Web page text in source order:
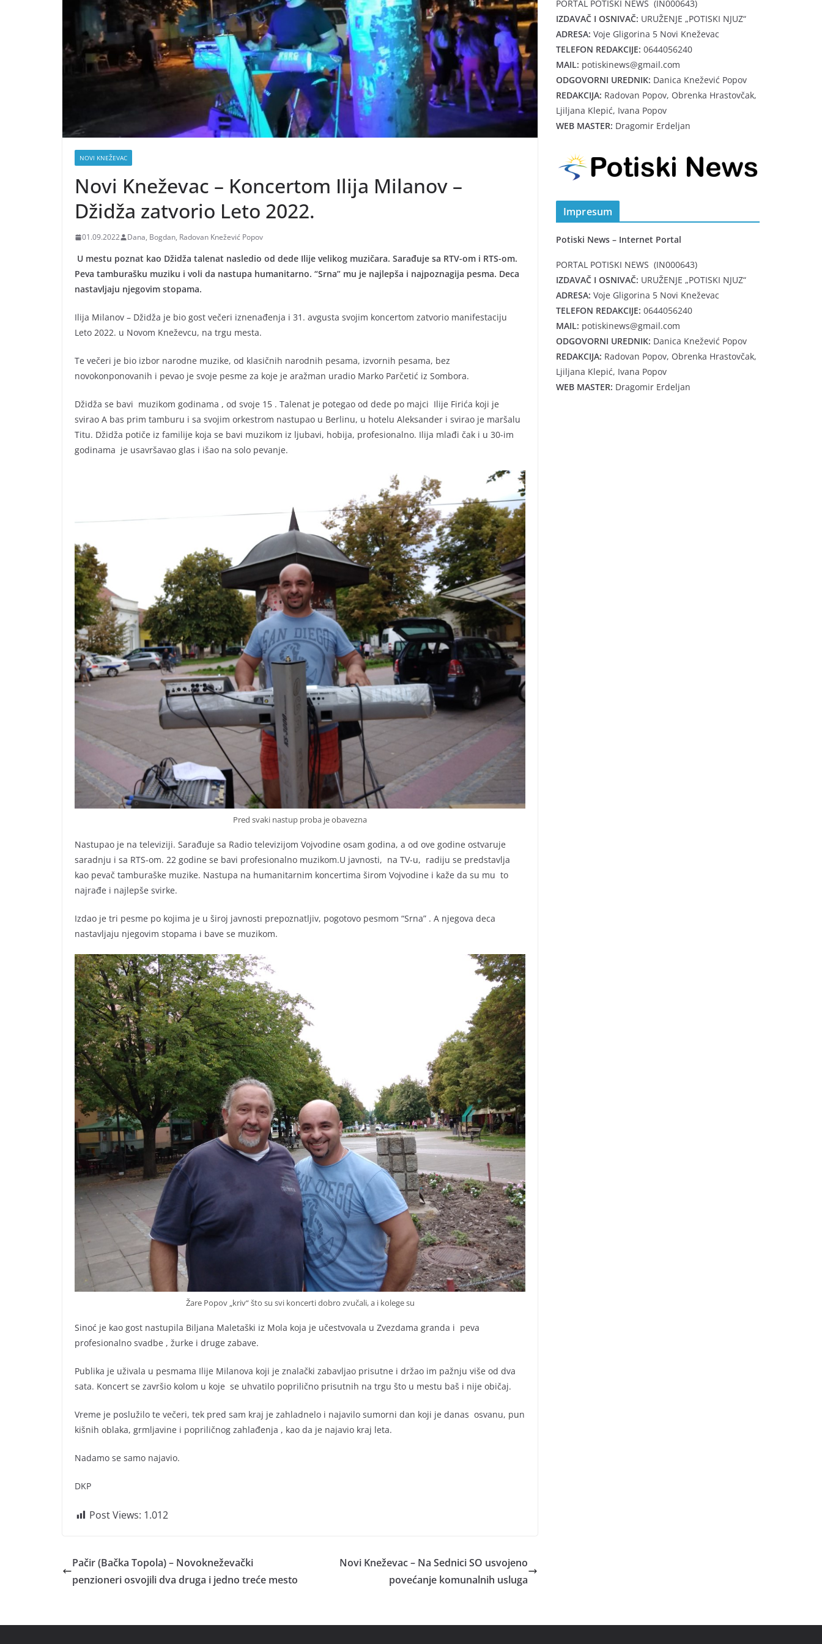
NOVI KNEŽEVAC
Novi Kneževac – Koncertom Ilija Milanov –
Džidža zatvorio Leto 2022.
01.09.2022 Dana, Bogdan, Radovan Knežević Popov
U mestu poznat kao Džidža talenat nasledio od dede Ilije velikog muzičara. Sarađuje sa RTV-om i RTS-om.
Peva tamburašku muziku i voli da nastupa humanitarno. “Srna” mu je najlepša i najpoznagija pesma. Deca
nastavljaju njegovim stopama.
Ilija Milanov – Džidža je bio gost večeri iznenađenja i 31. avgusta svojim koncertom zatvorio manifestaciju
Leto 2022. u Novom Kneževcu, na trgu mesta.
Te večeri je bio izbor narodne muzike, od klasičnih narodnih pesama, izvornih pesama, bez
novokonponovanih i pevao je svoje pesme za koje je aražman uradio Marko Parčetić iz Sombora.
Džidža se bavi muzikom godinama , od svoje 15 . Talenat je potegao od dede po majci Ilije Firića koji je
svirao A bas prim tamburu i sa svojim orkestrom nastupao u Berlinu, u hotelu Aleksander i svirao je maršalu
Titu. Džidža potiče iz familije koja se bavi muzikom iz ljubavi, hobija, profesionalno. Ilija mlađi čak i u 30-im
godinama je usavršavao glas i išao na solo pevanje.
Pred svaki nastup proba je obavezna
Nastupao je na televiziji. Sarađuje sa Radio televizijom Vojvodine osam godina, a od ove godine ostvaruje
saradnju i sa RTS-om. 22 godine se bavi profesionalno muzikom.U javnosti, na TV-u, radiju se predstavlja
kao pevač tamburaške muzike. Nastupa na humanitarnim koncertima širom Vojvodine i kaže da su mu to
najrađe i najlepše svirke.
Izdao je tri pesme po kojima je u široj javnosti prepoznatljiv, pogotovo pesmom “Srna” . A njegova deca
nastavljaju njegovim stopama i bave se muzikom.
Žare Popov „kriv“ što su svi koncerti dobro zvučali, a i kolege su
Sinoć je kao gost nastupila Biljana Maletaški iz Mola koja je učestvovala u Zvezdama granda i peva
profesionalno svadbe , žurke i druge zabave.
Publika je uživala u pesmama Ilije Milanova koji je znalački zabavljao prisutne i držao im pažnju više od dva
sata. Koncert se završio kolom u koje se uhvatilo poprilično prisutnih na trgu što u mestu baš i nije običaj.
Vreme je poslužilo te večeri, tek pred sam kraj je zahladnelo i najavilo sumorni dan koji je danas osvanu, pun
kišnih oblaka, grmljavine i popriličnog zahlađenja , kao da je najavio kraj leta.
Nadamo se samo najavio.
DKP
Post Views: 1.012
Pačir (Bačka Topola) – Novokneževački
penzioneri osvojili dva druga i jedno treće mesto
Novi Kneževac – Na Sednici SO usvojeno
povećanje komunalnih usluga
PORTAL POTISKI NEWS (IN000643)
IZDAVAČ I OSNIVAČ: URUŽENJE „POTISKI NJUZ“
ADRESA: Voje Gligorina 5 Novi Kneževac
TELEFON REDAKCIJE: 0644056240
MAIL: potiskinews@gmail.com
ODGOVORNI UREDNIK: Danica Knežević Popov
REDAKCIJA: Radovan Popov, Obrenka Hrastovčak,
Ljiljana Klepić, Ivana Popov
WEB MASTER: Dragomir Erdeljan
Impresum
Potiski News – Internet Portal
PORTAL POTISKI NEWS (IN000643)
IZDAVAČ I OSNIVAČ: URUŽENJE „POTISKI NJUZ“
ADRESA: Voje Gligorina 5 Novi Kneževac
TELEFON REDAKCIJE: 0644056240
MAIL: potiskinews@gmail.com
ODGOVORNI UREDNIK: Danica Knežević Popov
REDAKCIJA: Radovan Popov, Obrenka Hrastovčak,
Ljiljana Klepić, Ivana Popov
WEB MASTER: Dragomir Erdeljan